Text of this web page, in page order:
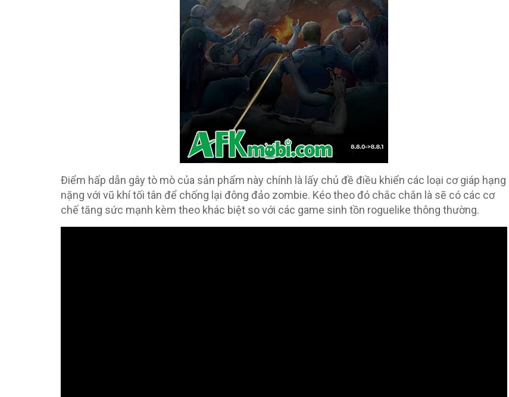
Điểm hấp dẫn gây tò mò của sản phẩm này chính là lấy chủ đề điều khiển các loại cơ giáp hạng
nặng với vũ khí tối tân để chống lại đông đảo zombie. Kéo theo đó chắc chắn là sẽ có các cơ
chế tăng sức mạnh kèm theo khác biệt so với các game sinh tồn roguelike thông thường.